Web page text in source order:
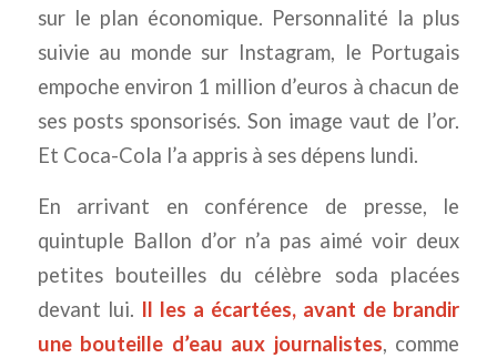
sur le plan économique. Personnalité la plus
suivie au monde sur Instagram, le Portugais
empoche environ 1 million d’euros à chacun de
ses posts sponsorisés. Son image vaut de l’or.
Et Coca-Cola l’a appris à ses dépens lundi.
En arrivant en conférence de presse, le
quintuple Ballon d’or n’a pas aimé voir deux
petites bouteilles du célèbre soda placées
devant lui. Il les a écartées, avant de brandir
une bouteille d’eau aux journalistes, comme